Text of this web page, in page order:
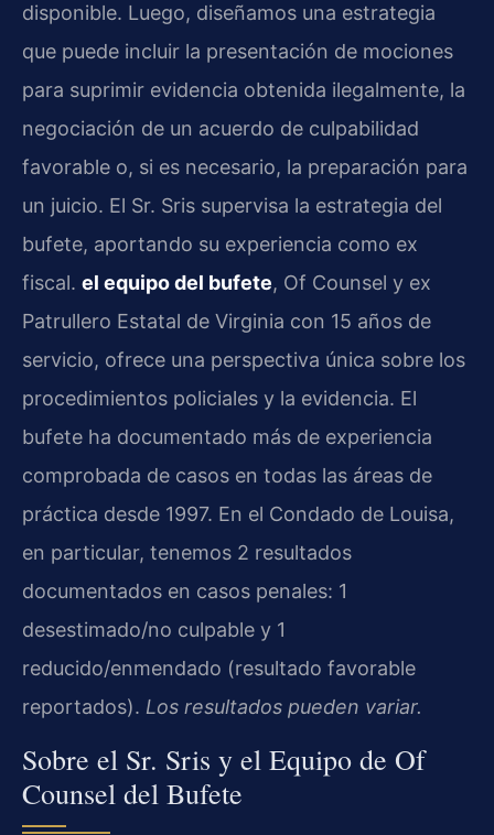
disponible. Luego, diseñamos una estrategia
que puede incluir la presentación de mociones
para suprimir evidencia obtenida ilegalmente, la
negociación de un acuerdo de culpabilidad
favorable o, si es necesario, la preparación para
un juicio. El Sr. Sris supervisa la estrategia del
bufete, aportando su experiencia como ex
fiscal. el equipo del bufete, Of Counsel y ex
Patrullero Estatal de Virginia con 15 años de
servicio, ofrece una perspectiva única sobre los
procedimientos policiales y la evidencia. El
bufete ha documentado más de experiencia
comprobada de casos en todas las áreas de
práctica desde 1997. En el Condado de Louisa,
en particular, tenemos 2 resultados
documentados en casos penales: 1
desestimado/no culpable y 1
reducido/enmendado (resultado favorable
reportados). Los resultados pueden variar.
Sobre el Sr. Sris y el Equipo de Of
Counsel del Bufete